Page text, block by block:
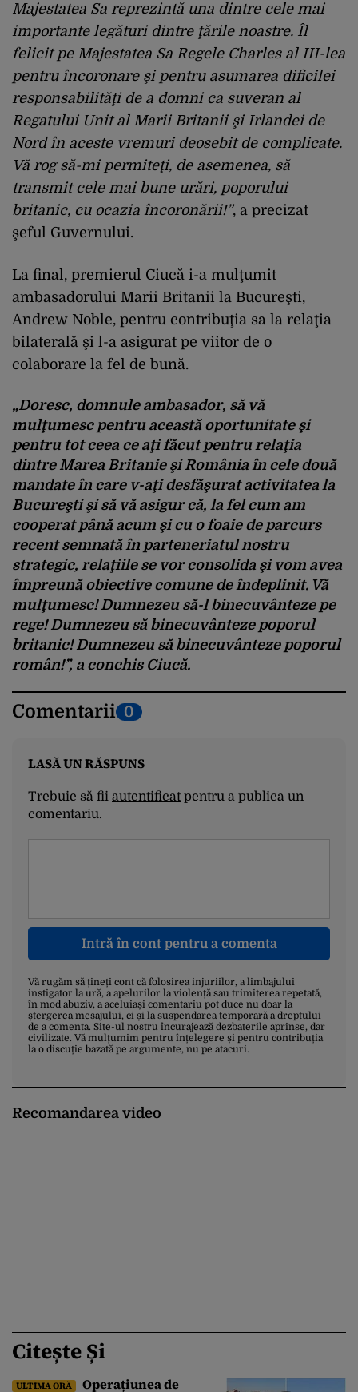
Majestatea Sa reprezintă una dintre cele mai
importante legături dintre ţările noastre. Îl
felicit pe Majestatea Sa Regele Charles al III-lea
pentru încoronare şi pentru asumarea dificilei
responsabilităţi de a domni ca suveran al
Regatului Unit al Marii Britanii şi Irlandei de
Nord în aceste vremuri deosebit de complicate.
Vă rog să-mi permiteţi, de asemenea, să
transmit cele mai bune urări, poporului
britanic, cu ocazia încoronării!”, a precizat
şeful Guvernului.
La final, premierul Ciucă i-a mulţumit
ambasadorului Marii Britanii la Bucureşti,
Andrew Noble, pentru contribuţia sa la relaţia
bilaterală şi l-a asigurat pe viitor de o
colaborare la fel de bună.
„Doresc, domnule ambasador, să vă
mulţumesc pentru această oportunitate şi
pentru tot ceea ce aţi făcut pentru relaţia
dintre Marea Britanie şi România în cele două
mandate în care v-aţi desfăşurat activitatea la
Bucureşti şi să vă asigur că, la fel cum am
cooperat până acum şi cu o foaie de parcurs
recent semnată în parteneriatul nostru
strategic, relaţiile se vor consolida şi vom avea
împreună obiective comune de îndeplinit. Vă
mulţumesc! Dumnezeu să-l binecuvânteze pe
rege! Dumnezeu să binecuvânteze poporul
britanic! Dumnezeu să binecuvânteze poporul
român!”, a conchis Ciucă.
Comentarii 0
LASĂ UN RĂSPUNS
Trebuie să fii autentificatpentru a publica un
comentariu.
Intră în cont pentru a comenta
Vă rugăm să țineți cont că folosirea injuriilor, a limbajului
instigator la ură, a apelurilor la violență sau trimiterea repetată,
în mod abuziv, a aceluiași comentariu pot duce nu doar la
ștergerea mesajului, ci și la suspendarea temporară a dreptului
de a comenta. Site-ul nostru încurajează dezbaterile aprinse, dar
civilizate. Vă mulțumim pentru înțelegere și pentru contribuția
la o discuție bazată pe argumente, nu pe atacuri.
Recomandarea video
Citește Și
ULTIMA ORĂ
Operațiunea de